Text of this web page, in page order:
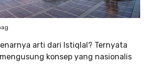
arti dari Istiqlal? Ternyata
konsep yang nasionalis